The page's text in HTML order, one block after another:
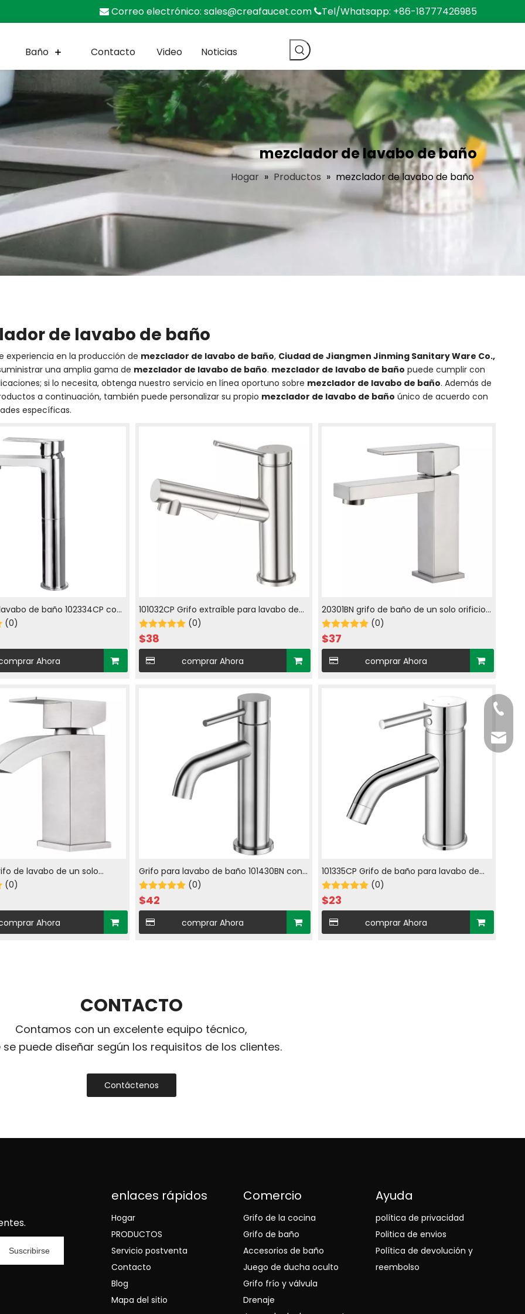
 Correo electrónico: sales@creafaucet.com Tel/Whatsapp: +86-18777426985
Baño Contacto Video Noticias
mezclador de lavabo de baño
Hogar » Productos » mezclador de lavabo de baño
de lavabo de baño
experiencia en la producción de mezclador de lavabo de baño, Ciudad de Jiangmen Jinming Sanitary Ware Co.,
una amplia gama de mezclador de lavabo de baño. mezclador de lavabo de baño puede cumplir con
si lo necesita, obtenga nuestro servicio en línea oportuno sobre mezclador de lavabo de baño. Además de
a continuación, también puede personalizar su propio mezclador de lavabo de baño único de acuerdo con
específicas.
de baño 102334CP con
individual
(0)
Ahora
101032CP Grifo extraíble para lavabo de
baño con agua fría y caliente en
cromado
(0)
$38
comprar Ahora
20301BN grifo de baño de un solo orificio
con agua fría y caliente en níquel
cepillado
(0)
$37
comprar Ahora
de lavabo de un solo
fría y caliente en níquel
(0)
Ahora
Grifo para lavabo de baño 101430BN con
refrigeración individual
(0)
$42
comprar Ahora
101335CP Grifo de baño para lavabo de
un solo orificio con agua fría y caliente
en cromado
(0)
$23
comprar Ahora
CONTACTO
Contamos con un excelente equipo técnico,
se puede diseñar según los requisitos de los clientes.
Contáctenos
Correo
Suscribirse
enlaces rápidos
Hogar
PRODUCTOS
Servicio postventa
Contacto
Blog
Mapa del sitio
Comercio
Grifo de la cocina
Grifo de baño
Accesorios de baño
Juego de ducha oculto
Grifo frío y válvula
Drenaje
Ayuda
política de privacidad
Politica de envios
Política de devolución y
reembolso